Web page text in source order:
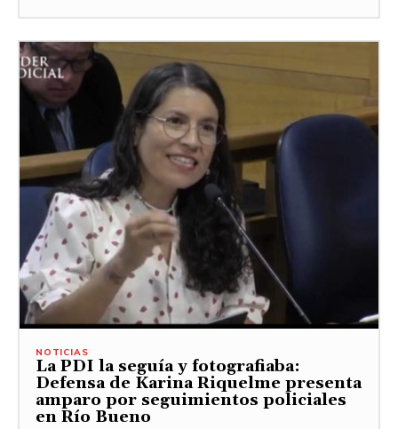
NOTICIAS
La PDI la seguía y fotografiaba:
Defensa de Karina Riquelme presenta
amparo por seguimientos policiales
en Río Bueno